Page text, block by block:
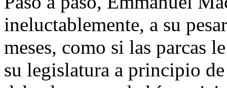
ineluctablemente, a su
meses, como si las parcas
su legislatura a principio